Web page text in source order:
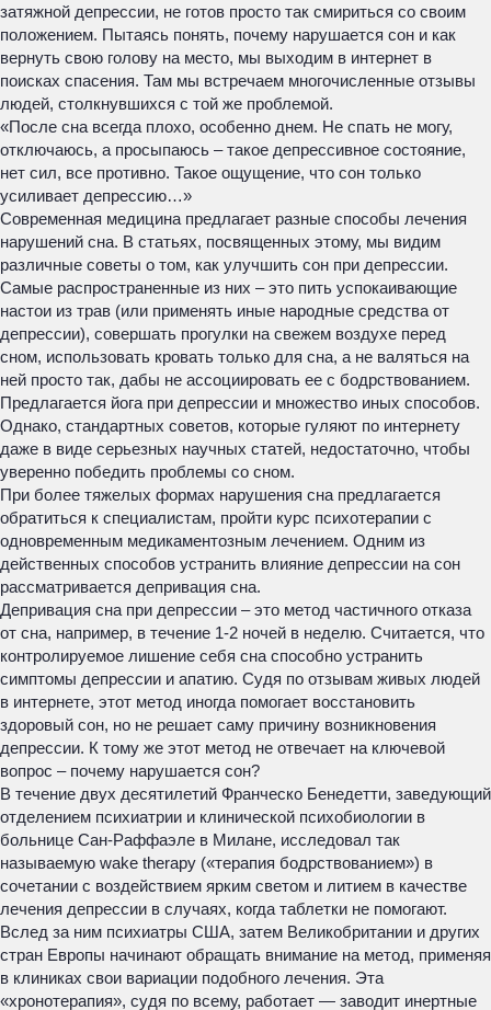
затяжной депрессии, не готов просто так смириться со своим
положением. Пытаясь понять, почему нарушается сон и как
вернуть свою голову на место, мы выходим в интернет в
поисках спасения. Там мы встречаем многочисленные отзывы
людей, столкнувшихся с той же проблемой.
«После сна всегда плохо, особенно днем. Не спать не могу,
отключаюсь, а просыпаюсь – такое депрессивное состояние,
нет сил, все противно. Такое ощущение, что сон только
усиливает депрессию…»
Современная медицина предлагает разные способы лечения
нарушений сна. В статьях, посвященных этому, мы видим
различные советы о том, как улучшить сон при депрессии.
Самые распространенные из них – это пить успокаивающие
настои из трав (или применять иные народные средства от
депрессии), совершать прогулки на свежем воздухе перед
сном, использовать кровать только для сна, а не валяться на
ней просто так, дабы не ассоциировать ее с бодрствованием.
Предлагается йога при депрессии и множество иных способов.
Однако, стандартных советов, которые гуляют по интернету
даже в виде серьезных научных статей, недостаточно, чтобы
уверенно победить проблемы со сном.
При более тяжелых формах нарушения сна предлагается
обратиться к специалистам, пройти курс психотерапии с
одновременным медикаментозным лечением. Одним из
действенных способов устранить влияние депрессии на сон
рассматривается депривация сна.
Депривация сна при депрессии – это метод частичного отказа
от сна, например, в течение 1-2 ночей в неделю. Считается, что
контролируемое лишение себя сна способно устранить
симптомы депрессии и апатию. Судя по отзывам живых людей
в интернете, этот метод иногда помогает восстановить
здоровый сон, но не решает саму причину возникновения
депрессии. К тому же этот метод не отвечает на ключевой
вопрос – почему нарушается сон?
В течение двух десятилетий Франческо Бенедетти, заведующий
отделением психиатрии и клинической психобиологии в
больнице Сан-Раффаэле в Милане, исследовал так
называемую wake therapy («терапия бодрствованием») в
сочетании с воздействием ярким светом и литием в качестве
лечения депрессии в случаях, когда таблетки не помогают.
Вслед за ним психиатры США, затем Великобритании и других
стран Европы начинают обращать внимание на метод, применяя
в клиниках свои вариации подобного лечения. Эта
«хронотерапия», судя по всему, работает — заводит инертные